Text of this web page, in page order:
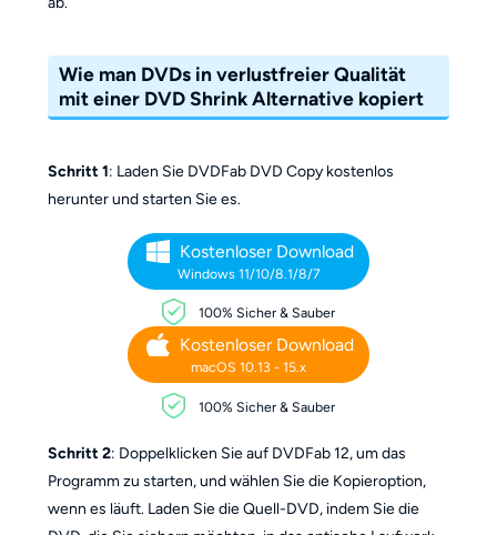
Wie man DVDs in verlustfreier Qualität
mit einer DVD Shrink Alternative kopiert
Schritt 1: Laden Sie DVDFab DVD Copy kostenlos
herunter und starten Sie es.
Kostenloser Download
Windows 11/10/8.1/8/7
100% Sicher & Sauber
Kostenloser Download
macOS 10.13 - 15.x
100% Sicher & Sauber
Schritt 2: Doppelklicken Sie auf DVDFab 12, um das
Programm zu starten, und wählen Sie die Kopieroption,
wenn es läuft. Laden Sie die Quell-DVD, indem Sie die